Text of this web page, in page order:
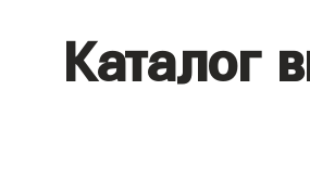
Каталог